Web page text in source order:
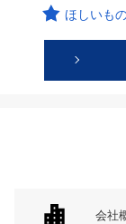
ほしいも
会社